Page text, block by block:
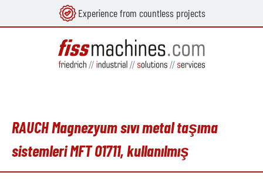
Experience from countless projects
RAUCH Magnezyum sıvı metal taşıma
sistemleri MFT O1711, kullanılmış